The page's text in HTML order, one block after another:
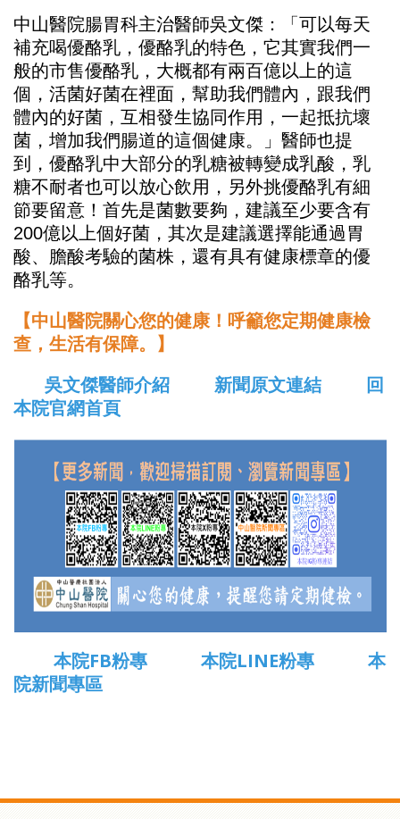
中山醫院腸胃科主治醫師吳文傑：「可以每天
補充喝優酪乳，優酪乳的特色，它其實我們一
般的市售優酪乳，大概都有兩百億以上的這
個，活菌好菌在裡面，幫助我們體內，跟我們
體內的好菌，互相發生協同作用，一起抵抗壞
菌，增加我們腸道的這個健康。」醫師也提
到，優酪乳中大部分的乳糖被轉變成乳酸，乳
糖不耐者也可以放心飲用，另外挑優酪乳有細
節要留意！首先是菌數要夠，建議至少要含有
200億以上個好菌，其次是建議選擇能通過胃
酸、膽酸考驗的菌株，還有具有健康標章的優
酪乳等。
【中山醫院關心您的健康！呼籲您定期健康檢
查，生活有保障。】
吳文傑醫師介紹
新聞原文連結
回
本院官網首頁
本院FB粉專 本院LINE粉專
本
院新聞專區